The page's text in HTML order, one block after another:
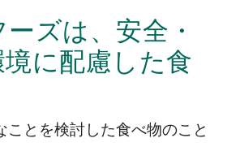
ズは、安全・
に配慮した食
ことを検討した食べ物のこと